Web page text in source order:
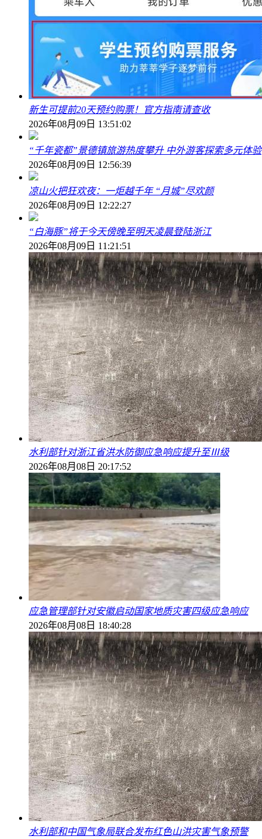
新生可提前20天预约购票！官方指南请查收
2026年08月09日 13:51:02
“千年瓷都”景德镇旅游热度攀升 中外游客探索多元体验
2026年08月09日 12:56:39
凉山火把狂欢夜：一炬越千年 “月城”尽欢颜
2026年08月09日 12:22:27
“白海豚”将于今天傍晚至明天凌晨登陆浙江
2026年08月09日 11:21:51
水利部针对浙江省洪水防御应急响应提升至Ⅲ级
2026年08月08日 20:17:52
应急管理部针对安徽启动国家地质灾害四级应急响应
2026年08月08日 18:40:28
水利部和中国气象局联合发布红色山洪灾害气象预警